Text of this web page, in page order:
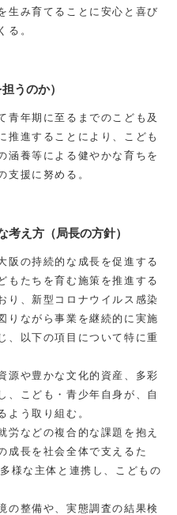
生み育てることに安心と喜び
る。
うのか）
年期に至るまでのこども及
推進することにより、こども
涵養等による健やかな育ちを
支援に努める。
え方（局長の方針）
の持続的な成長を促進する
もたちを育む施策を推進する
り、新型コロナウイルス感染
りながら事業を継続的に実施
、以下の項目について特に重
源や豊かな文化的資産、多彩
、こども・青少年自身が、自
よう取り組む。
労などの複合的な課題を抱え
成長を社会全体で支えるた
様な主体と連携し、こどもの
の整備や、実態調査の結果検